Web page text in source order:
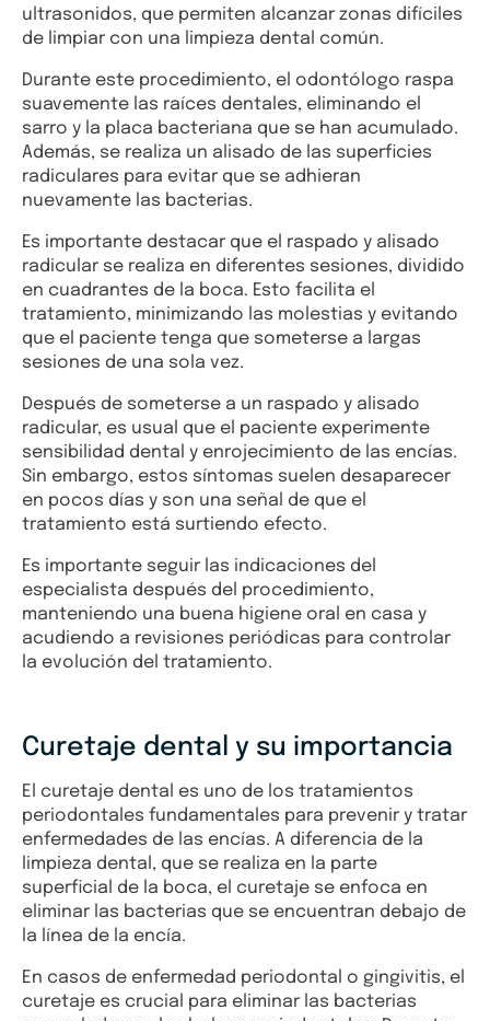
ultrasonidos, que permiten alcanzar zonas difíciles
de limpiar con una limpieza dental común.
Durante este procedimiento, el odontólogo raspa
suavemente las raíces dentales, eliminando el
sarro y la placa bacteriana que se han acumulado.
Además, se realiza un alisado de las superficies
radiculares para evitar que se adhieran
nuevamente las bacterias.
Es importante destacar que el raspado y alisado
radicular se realiza en diferentes sesiones, dividido
en cuadrantes de la boca. Esto facilita el
tratamiento, minimizando las molestias y evitando
que el paciente tenga que someterse a largas
sesiones de una sola vez.
Después de someterse a un raspado y alisado
radicular, es usual que el paciente experimente
sensibilidad dental y enrojecimiento de las encías.
Sin embargo, estos síntomas suelen desaparecer
en pocos días y son una señal de que el
tratamiento está surtiendo efecto.
Es importante seguir las indicaciones del
especialista después del procedimiento,
manteniendo una buena higiene oral en casa y
acudiendo a revisiones periódicas para controlar
la evolución del tratamiento.
Curetaje dental y su importancia
El curetaje dental es uno de los tratamientos
periodontales fundamentales para prevenir y tratar
enfermedades de las encías. A diferencia de la
limpieza dental, que se realiza en la parte
superficial de la boca, el curetaje se enfoca en
eliminar las bacterias que se encuentran debajo de
la línea de la encía.
En casos de enfermedad periodontal o gingivitis, el
curetaje es crucial para eliminar las bacterias